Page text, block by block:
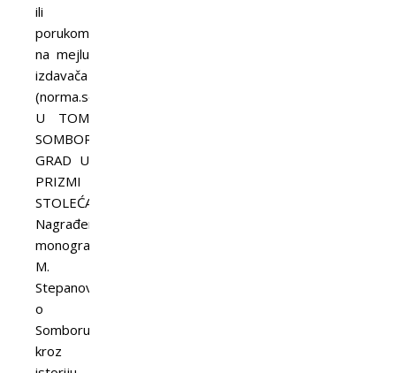
ili
porukom
na mejlu
izdavača
(norma.sombor@gmail.com).
U TOM
SOMBORU…
GRAD U
PRIZMI
STOLEĆA
Nagrađena
monografija
M.
Stepanovića
o
Somboru
kroz